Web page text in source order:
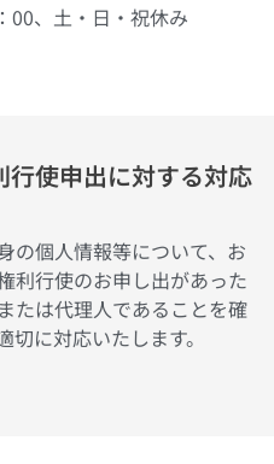
00、土・日・祝休み
行使申出に対する対応
の個人情報等について、お
利行使のお申し出があった
たは代理人であることを確
に対応いたします。